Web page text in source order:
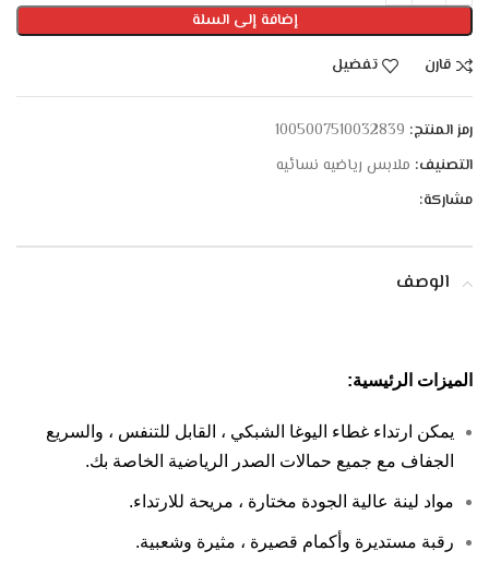
إضافة إلى السلة
قارن
تفضيل
رمز المنتج: 1005007510032839
التصنيف: ملابس رياضيه نسائيه
مشاركة:
الوصف
الميزات الرئيسية:
يمكن ارتداء غطاء اليوغا الشبكي ، القابل للتنفس ، والسريع
الجفاف مع جميع حمالات الصدر الرياضية الخاصة بك.
مواد لينة عالية الجودة مختارة ، مريحة للارتداء.
رقبة مستديرة وأكمام قصيرة ، مثيرة وشعبية.